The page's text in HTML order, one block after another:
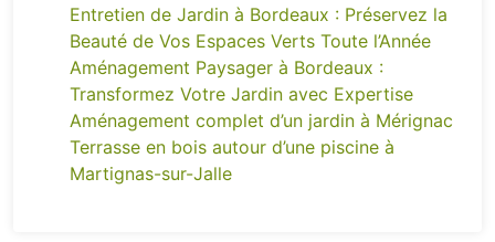
Entretien de Jardin à Bordeaux : Préservez la
Beauté de Vos Espaces Verts Toute l’Année
Aménagement Paysager à Bordeaux :
Transformez Votre Jardin avec Expertise
Aménagement complet d’un jardin à Mérignac
Terrasse en bois autour d’une piscine à
Martignas-sur-Jalle